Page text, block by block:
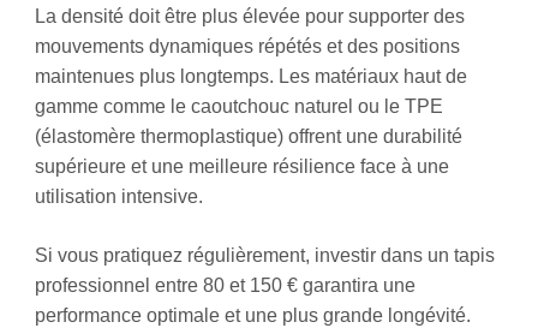
La densité doit être plus élevée pour supporter des
mouvements dynamiques répétés et des positions
maintenues plus longtemps. Les matériaux haut de
gamme comme le caoutchouc naturel ou le TPE
(élastomère thermoplastique) offrent une durabilité
supérieure et une meilleure résilience face à une
utilisation intensive.
Si vous pratiquez régulièrement, investir dans un tapis
professionnel entre 80 et 150 € garantira une
performance optimale et une plus grande longévité.